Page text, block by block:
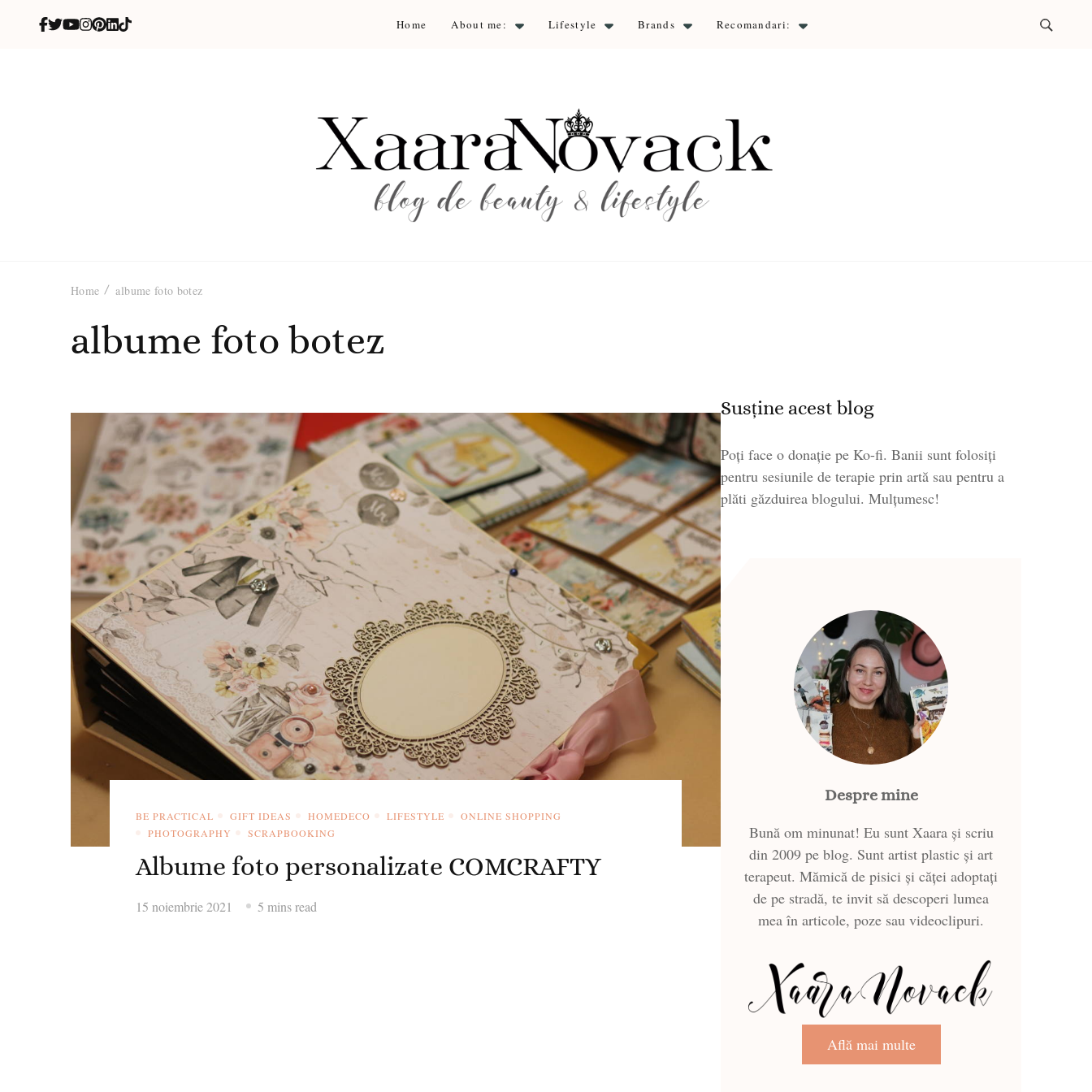
Home About me: Lifestyle Brands Recomandari:
Home albume foto botez
albume foto botez
BE PRACTICAL GIFT IDEAS HOMEDECO LIFESTYLE
ONLINE SHOPPING
PHOTOGRAPHY
SCRAPBOOKING
Albume foto personalizate COMCRAFTY
15 noiembrie 2021 5 mins read
Susține acest blog
Poți face o donație pe Ko-fi. Banii sunt folosiți
pentru sesiunile de terapie prin artă sau pentru a
plăti găzduirea blogului. Mulțumesc!
Despre mine
Bună om minunat! Eu sunt Xaara și scriu
din 2009 pe blog. Sunt artist plastic și art
terapeut. Mămică de pisici și căței adoptați
de pe stradă, te invit să descoperi lumea
mea în articole, poze sau videoclipuri.
Află mai multe